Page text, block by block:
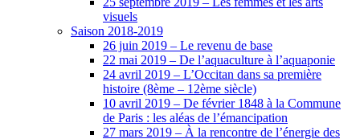
visuels
Saison 2018-2019
26 juin 2019 – Le revenu de base
22 mai 2019 – De l’aquaculture à l’aquaponie
24 avril 2019 – L’Occitan dans sa première
histoire (8ème – 12ème siècle)
10 avril 2019 – De février 1848 à la Commune
de Paris : les aléas de l’émancipation
27 mars 2019 – À la rencontre de l’énergie des